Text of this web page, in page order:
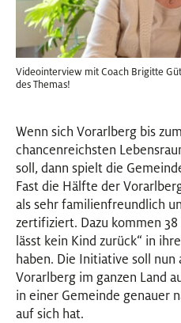
Videointerview mit Coach Brigitte
des Themas!
Wenn sich Vorarlberg bis
chancenreichsten
soll, dann spielt die
Fast die Hälfte der
als sehr familienfreundlich
zertifiziert. Dazu kommen
lässt kein Kind zurück“ in
haben. Die Initiative soll nun
Vorarlberg im ganzen Land
in einer Gemeinde genauer
auf sich hat.